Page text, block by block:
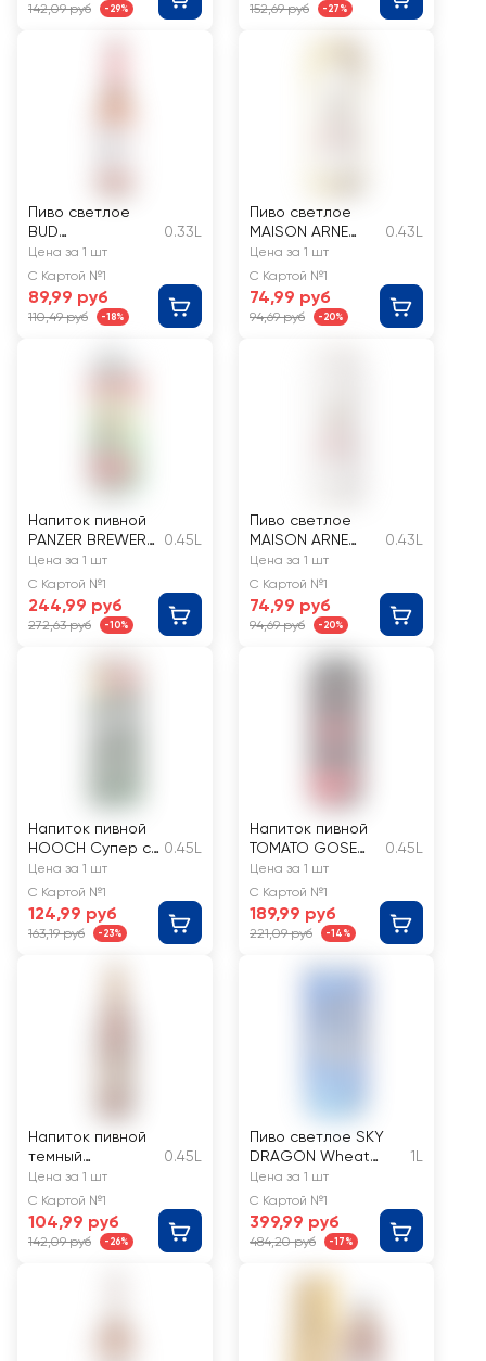
142,09 руб -29% 152,69 руб -27%
Пиво светлое
BUD
пастеризованно
е 5%
0.33L
Цена за 1 шт
С Картой №1
89,99 руб
110,49 руб -18%
Пиво светлое
MAISON ARNE
Блонд Эль
пастеризованно
е 6,6%
0.43L
Цена за 1 шт
С Картой №1
74,99 руб
94,69 руб -20%
Напиток пивной
PANZER BREWERY
Кислое течение
Брусника
нефильтрованны
й неосветленный
4,2%
0.45L
Цена за 1 шт
С Картой №1
244,99 руб
272,63 руб -10%
Пиво светлое
MAISON ARNE
Премиум Лагер
пастеризованно
е 4,8%
0.43L
Цена за 1 шт
С Картой №1
74,99 руб
94,69 руб -20%
Напиток пивной
HOOCH Супер с
соком
грейпфрута
пастеризованный
6,5%
0.45L
Цена за 1 шт
С Картой №1
124,99 руб
163,19 руб -23%
Напиток пивной
TOMATO GOSE
нефильтрованны
й
пастеризованный
4,3%
0.45L
Цена за 1 шт
С Картой №1
189,99 руб
221,09 руб -14%
Напиток пивной
темный
VELKOPOPOVICK
Y KOZEL
пастеризованный
, 3,7%
0.45L
Цена за 1 шт
С Картой №1
104,99 руб
142,09 руб -26%
Пиво светлое SKY
DRAGON Wheat
lager
нефильтрованное
пастеризованное
неосветленное 4,1%
1L
Цена за 1 шт
С Картой №1
399,99 руб
484,20 руб -17%